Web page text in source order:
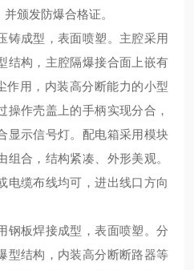
颁发防爆合格证。
铸成型，表面喷塑。主腔采用
结构，主腔隔爆接合面上嵌有
作用，内装高分断能力的小型
操作壳盖上的手柄实现分合，
显示信号灯。配电箱采用模块
合，结构紧凑、外形美观。
电缆布线均可，进出线口方向
钢板焊接成型，表面喷塑。分
型结构，内装高分断断路器等